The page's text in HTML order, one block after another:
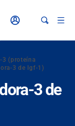
3 (proteína
3 de Igf-1)
3 de